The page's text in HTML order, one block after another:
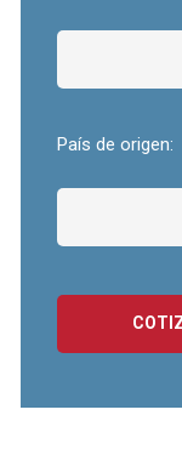
País de origen: